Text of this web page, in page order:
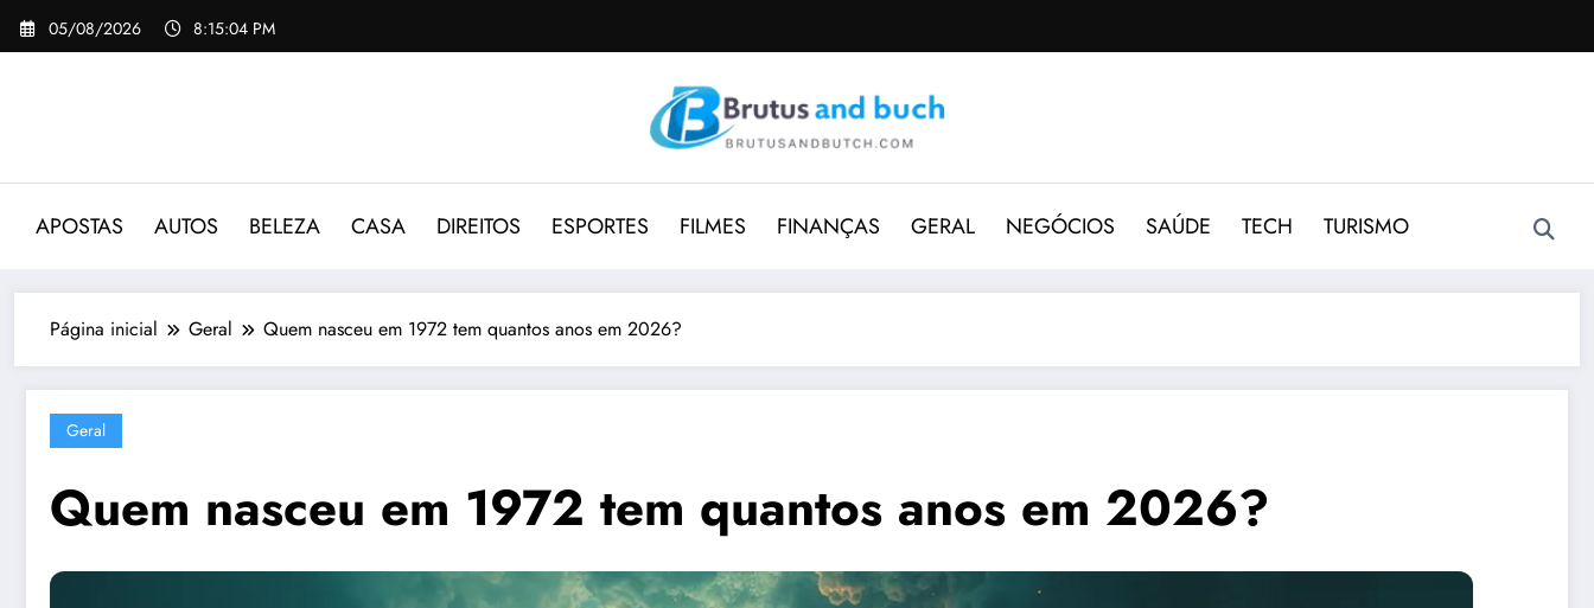
Pular
para
05/08/2026 8:15:05 PM
APOSTAS AUTOS BELEZA CASA DIREITOS ESPORTES FILMES FINANÇAS GERAL NEGÓCIOS SAÚDE TECH TURISMO
Página inicial Geral Quem nasceu em 1972 tem quantos anos em 2026?
Geral
Quem nasceu em 1972 tem quantos anos em 2026?